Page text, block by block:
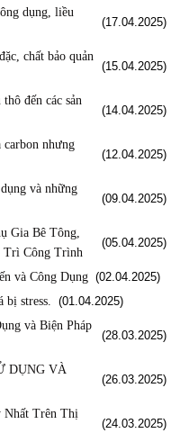
dụng, liều
(17.04.2025)
chất bảo quản
(15.04.2025)
đến các sản
(14.04.2025)
nhưng
(12.04.2025)
và những
(09.04.2025)
Gia Bê Tông,
Trì Công Trình
(05.04.2025)
và Công Dụng (02.04.2025)
bị stress. (01.04.2025)
và Biện Pháp
(28.03.2025)
DỤNG VÀ
(26.03.2025)
Nhất Trên Thị
(24.03.2025)